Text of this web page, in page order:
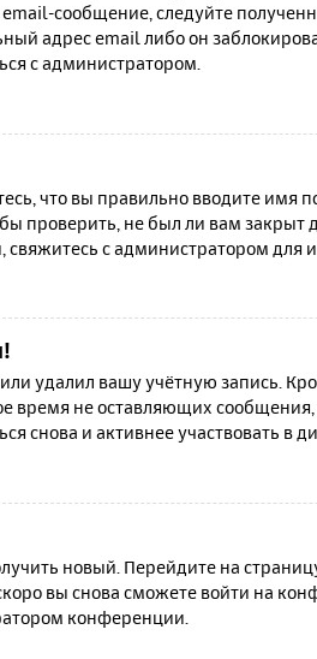
сообщение, следуйте
адрес email либо он
с администратором.
что вы правильно вводите имя
проверить, не был ли вам закрыт
с администратором для
удалил вашу учётную запись.
время не оставляющих
снова и активнее участвовать в
новый. Перейдите на
вы снова сможете войти на
конференции.